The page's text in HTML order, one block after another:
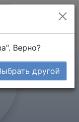
Верно?
другой